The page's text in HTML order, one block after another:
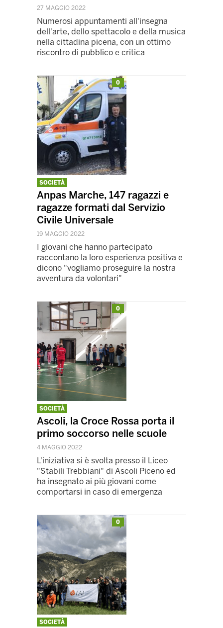
27 MAGGIO 2022
Numerosi appuntamenti all'insegna
dell'arte, dello spettacolo e della musica
nella cittadina picena, con un ottimo
riscontro di pubblico e critica
0
SOCIETÀ
Anpas Marche, 147 ragazzi e
ragazze formati dal Servizio
Civile Universale
19 MAGGIO 2022
I giovani che hanno partecipato
raccontano la loro esperienza positiva e
dicono "vogliamo proseguire la nostra
avventura da volontari"
0
SOCIETÀ
Ascoli, la Croce Rossa porta il
primo soccorso nelle scuole
4 MAGGIO 2022
L'iniziativa si è svolta presso il Liceo
"Stabili Trebbiani" di Ascoli Piceno ed
ha insegnato ai più giovani come
comportarsi in caso di emergenza
0
SOCIETÀ